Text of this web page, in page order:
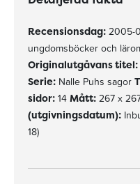
Recensionsdag: 2005-
ungdomsböcker och
Originalutgåvans titel:
Serie: Nalle Puhs sagor
sidor: 14 Mått: 267 x
(utgivningsdatum):
18)